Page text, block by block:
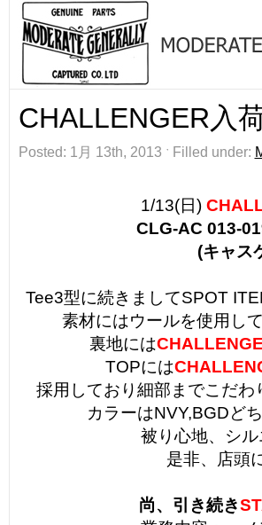
CHALLENGER入
Posted: 1月 13th, 2013 ˑ Filled under:
1/13(日)
CLG-AC 013-
(キャス
Tee3型に続きましてSPOT
素材にはウールを使用し
裏地には
TOPには
採用しており細部までこだ
カラーはNVY,BGDど
被り心地、シ
是非、店頭
尚、引き続き